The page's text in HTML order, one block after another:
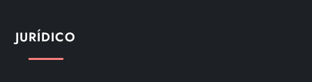
s
JURÍDICO